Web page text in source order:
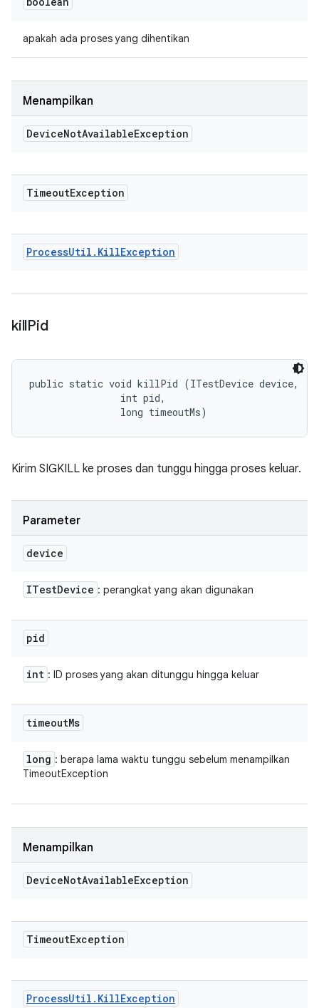
apakah ada proses yang dihentikan
Menampilkan
DeviceNotAvailableException
TimeoutException
ProcessUtil . KillException
killPid
public static void killPid (ITestDevice device,
                int pid,
                long timeoutMs)
Kirim SIGKILL ke proses dan tunggu hingga proses keluar.
Parameter
device
ITestDevice : perangkat yang akan digunakan
pid
int : ID proses yang akan ditunggu hingga keluar
timeoutMs
long : berapa lama waktu tunggu sebelum menampilkan
TimeoutException
Menampilkan
DeviceNotAvailableException
TimeoutException
ProcessUtil . KillException